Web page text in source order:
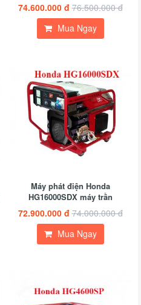
74.600.000 đ 76.500.000 đ
Mua Ngay
Máy phát điện Honda
HG16000SDX máy trần
72.900.000 đ 74.000.000 đ
Mua Ngay